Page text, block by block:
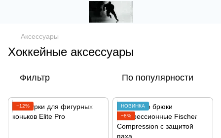
Аксессуары
Хоккейные аксессуары
Фильтр По популярности
−12%
НОВИНКА
−8%